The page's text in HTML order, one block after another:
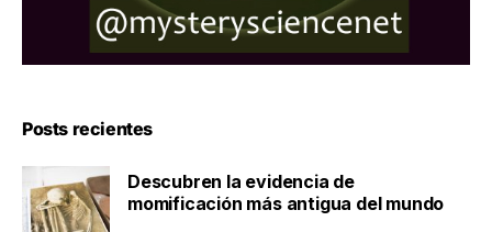
Posts recientes
Descubren la evidencia de
momificación más antigua del mundo